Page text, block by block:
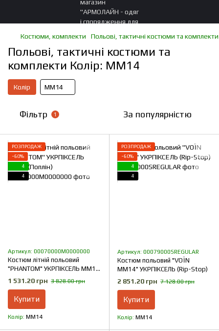
Костюми, комплекти Польові, тактичні костюми та комплекти
Польові, тактичні костюми та
комплекти Колір: ММ14
Колір ММ14
Фільтр 1 За популярністю
РОЗПРОДАЖ
−60%
4
4
Артикул: 00070000M0000000
Костюм літній польовий
"PHANTOM" УКРПІКСЕЛЬ ММ14
(Поплін)
1 531.20 грн 3 828.00 грн
Купити
Колір ММ14
РОЗПРОДАЖ
−60%
4
4
Артикул: 00079000SREGULAR
Костюм польовий "VOЇN
MM14" УКРПІКСЕЛЬ (Rip-Stop)
2 851.20 грн 7 128.00 грн
Купити
Колір ММ14